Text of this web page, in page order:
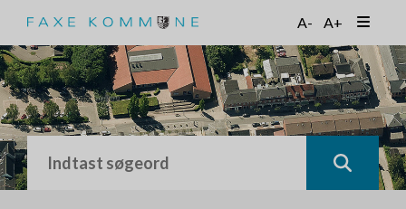
t
i
l
h
o
v
e
d
A- A+